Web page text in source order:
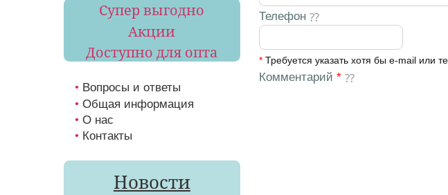
Телефон
* Требуется указать хотя бы e-mail или
Комментарий*
Супер выгодно
Акции
Доступно для опта
Вопросы и ответы
Общая информация
О нас
Контакты
Новости